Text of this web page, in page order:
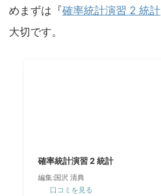
めまずは『確率統計演習 2 統計
大切です。
確率統計演習 2 統計
編集:国沢 清典
口コミを見る